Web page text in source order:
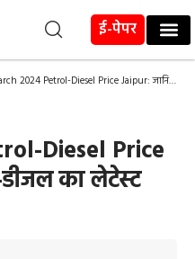
ई-पेपर
2024 Petrol-Diesel Price Jaipur: जानिए पेट्रोल-डीजल का लेटेस्ट भाव
Diesel Price
डीजल का लेटेस्ट